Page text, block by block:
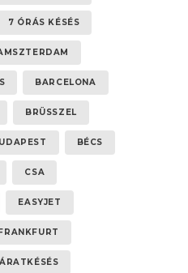
7 ÓRÁS KÉSÉS
BARCELONA
BRÜSSZEL
BÉCS
CSA
EASYJET